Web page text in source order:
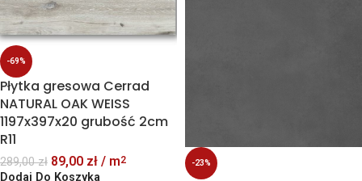
-69%
Płytka gresowa Cerrad
NATURAL OAK WEISS
1197x397x20 grubość 2cm
R11
289,00zł 89,00 zł / m2
Dodaj Do Koszyka
-23%